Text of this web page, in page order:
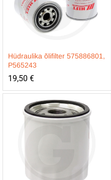
Hüdraulika õlifilter 575886801,
P565243
19,50 €